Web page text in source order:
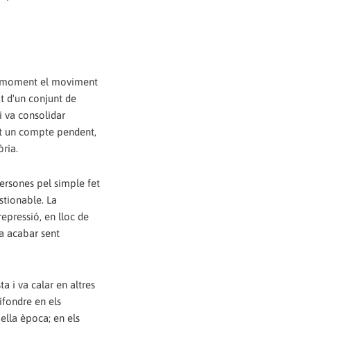
el moviment
d'un conjunt de
va consolidar
compte pendent,
pel simple fet
La
en lloc de
acabar sent
i va calar en altres
en els
època; en els